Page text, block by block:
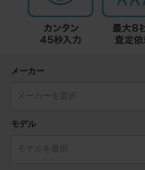
メーカー
モデル